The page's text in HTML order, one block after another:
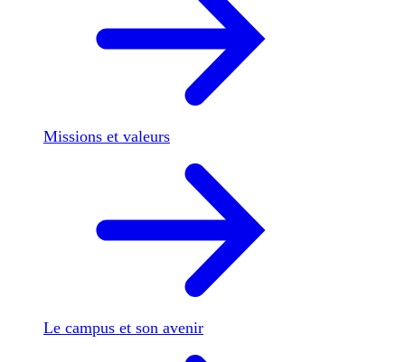
Missions et valeurs
Le campus et son avenir